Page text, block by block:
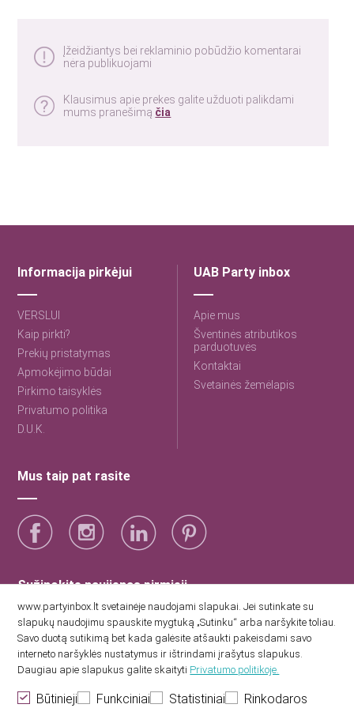
Įžeidžiantys bei reklaminio pobūdžio komentarai
nėra publikuojami
Klausimus apie prekes galite užduoti palikdami
mums pranešimą čia
Informacija pirkėjui
VERSLUI
Kaip pirkti?
Prekių pristatymas
Apmokėjimo būdai
Pirkimo taisyklės
Privatumo politika
D.U.K.
UAB Party inbox
Apie mus
Šventinės atributikos
parduotuvės
Kontaktai
Svetainės žemėlapis
Mus taip pat rasite
Sužinokite naujienas pirmieji
Sutinku su Party Inbox privatumo politika.
www.partyinbox.lt svetainėje naudojami slapukai. Jei sutinkate su
slapukų naudojimu spauskite mygtuką „Sutinku“ arba naršykite toliau.
Savo duotą sutikimą bet kada galėsite atšaukti pakeisdami savo
interneto naršyklės nustatymus ir ištrindami įrašytus slapukus.
Daugiau apie slapukus galite skaityti Privatumo politikoje.
Būtinieji Funkciniai Statistiniai Rinkodaros